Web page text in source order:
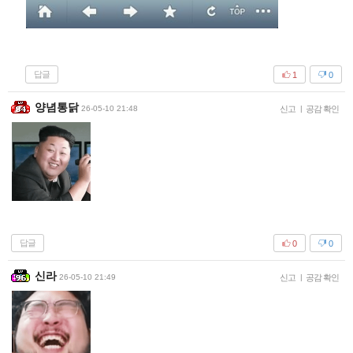
답글 0
1
양념통닭 26-05-10 21:48 신고 | 공감 확인
답글 0
0
신라 26-05-10 21:49 신고 | 공감 확인